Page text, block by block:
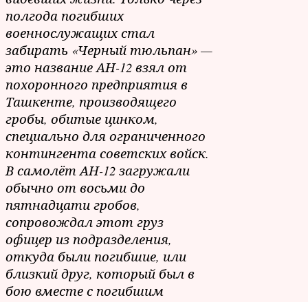
полгода погибших
военнослужащих стал
забирать «Черный тюльпан» —
это название АН-12 взял от
похоронного предприятия в
Ташкенте, производящего
гробы, обитые цинком,
специально для ограниченного
контингента советских войск.
В самолёт АН-12 загружали
обычно от восьми до
пятнадцати гробов,
сопровождал этот груз
офицер из подразделения,
откуда были погибшие, или
близкий друг, который был в
бою вместе с погибшим